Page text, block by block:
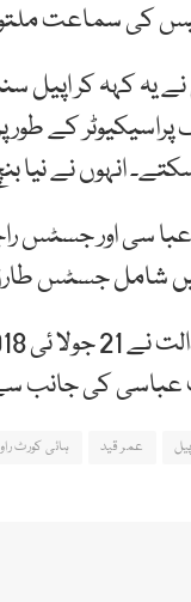
کی سماعت
یہ کہہ کر
کے طور
انہوں نے
جسٹس راجہ
میں شامل جسٹس
کی جانب سے
عمر قید ہائی کورٹ